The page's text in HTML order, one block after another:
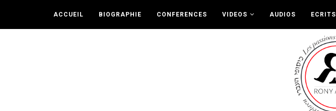
ACCUEIL BIOGRAPHIE CONFERENCES VIDEOS AUDIOS ECRITS